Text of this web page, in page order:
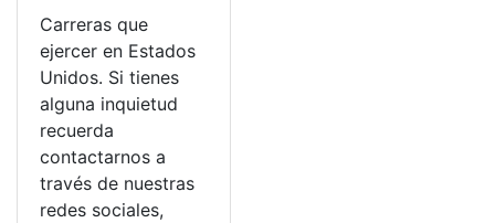
Carreras que
ejercer en Estados
Unidos. Si tienes
alguna inquietud
recuerda
contactarnos a
través de nuestras
redes sociales,